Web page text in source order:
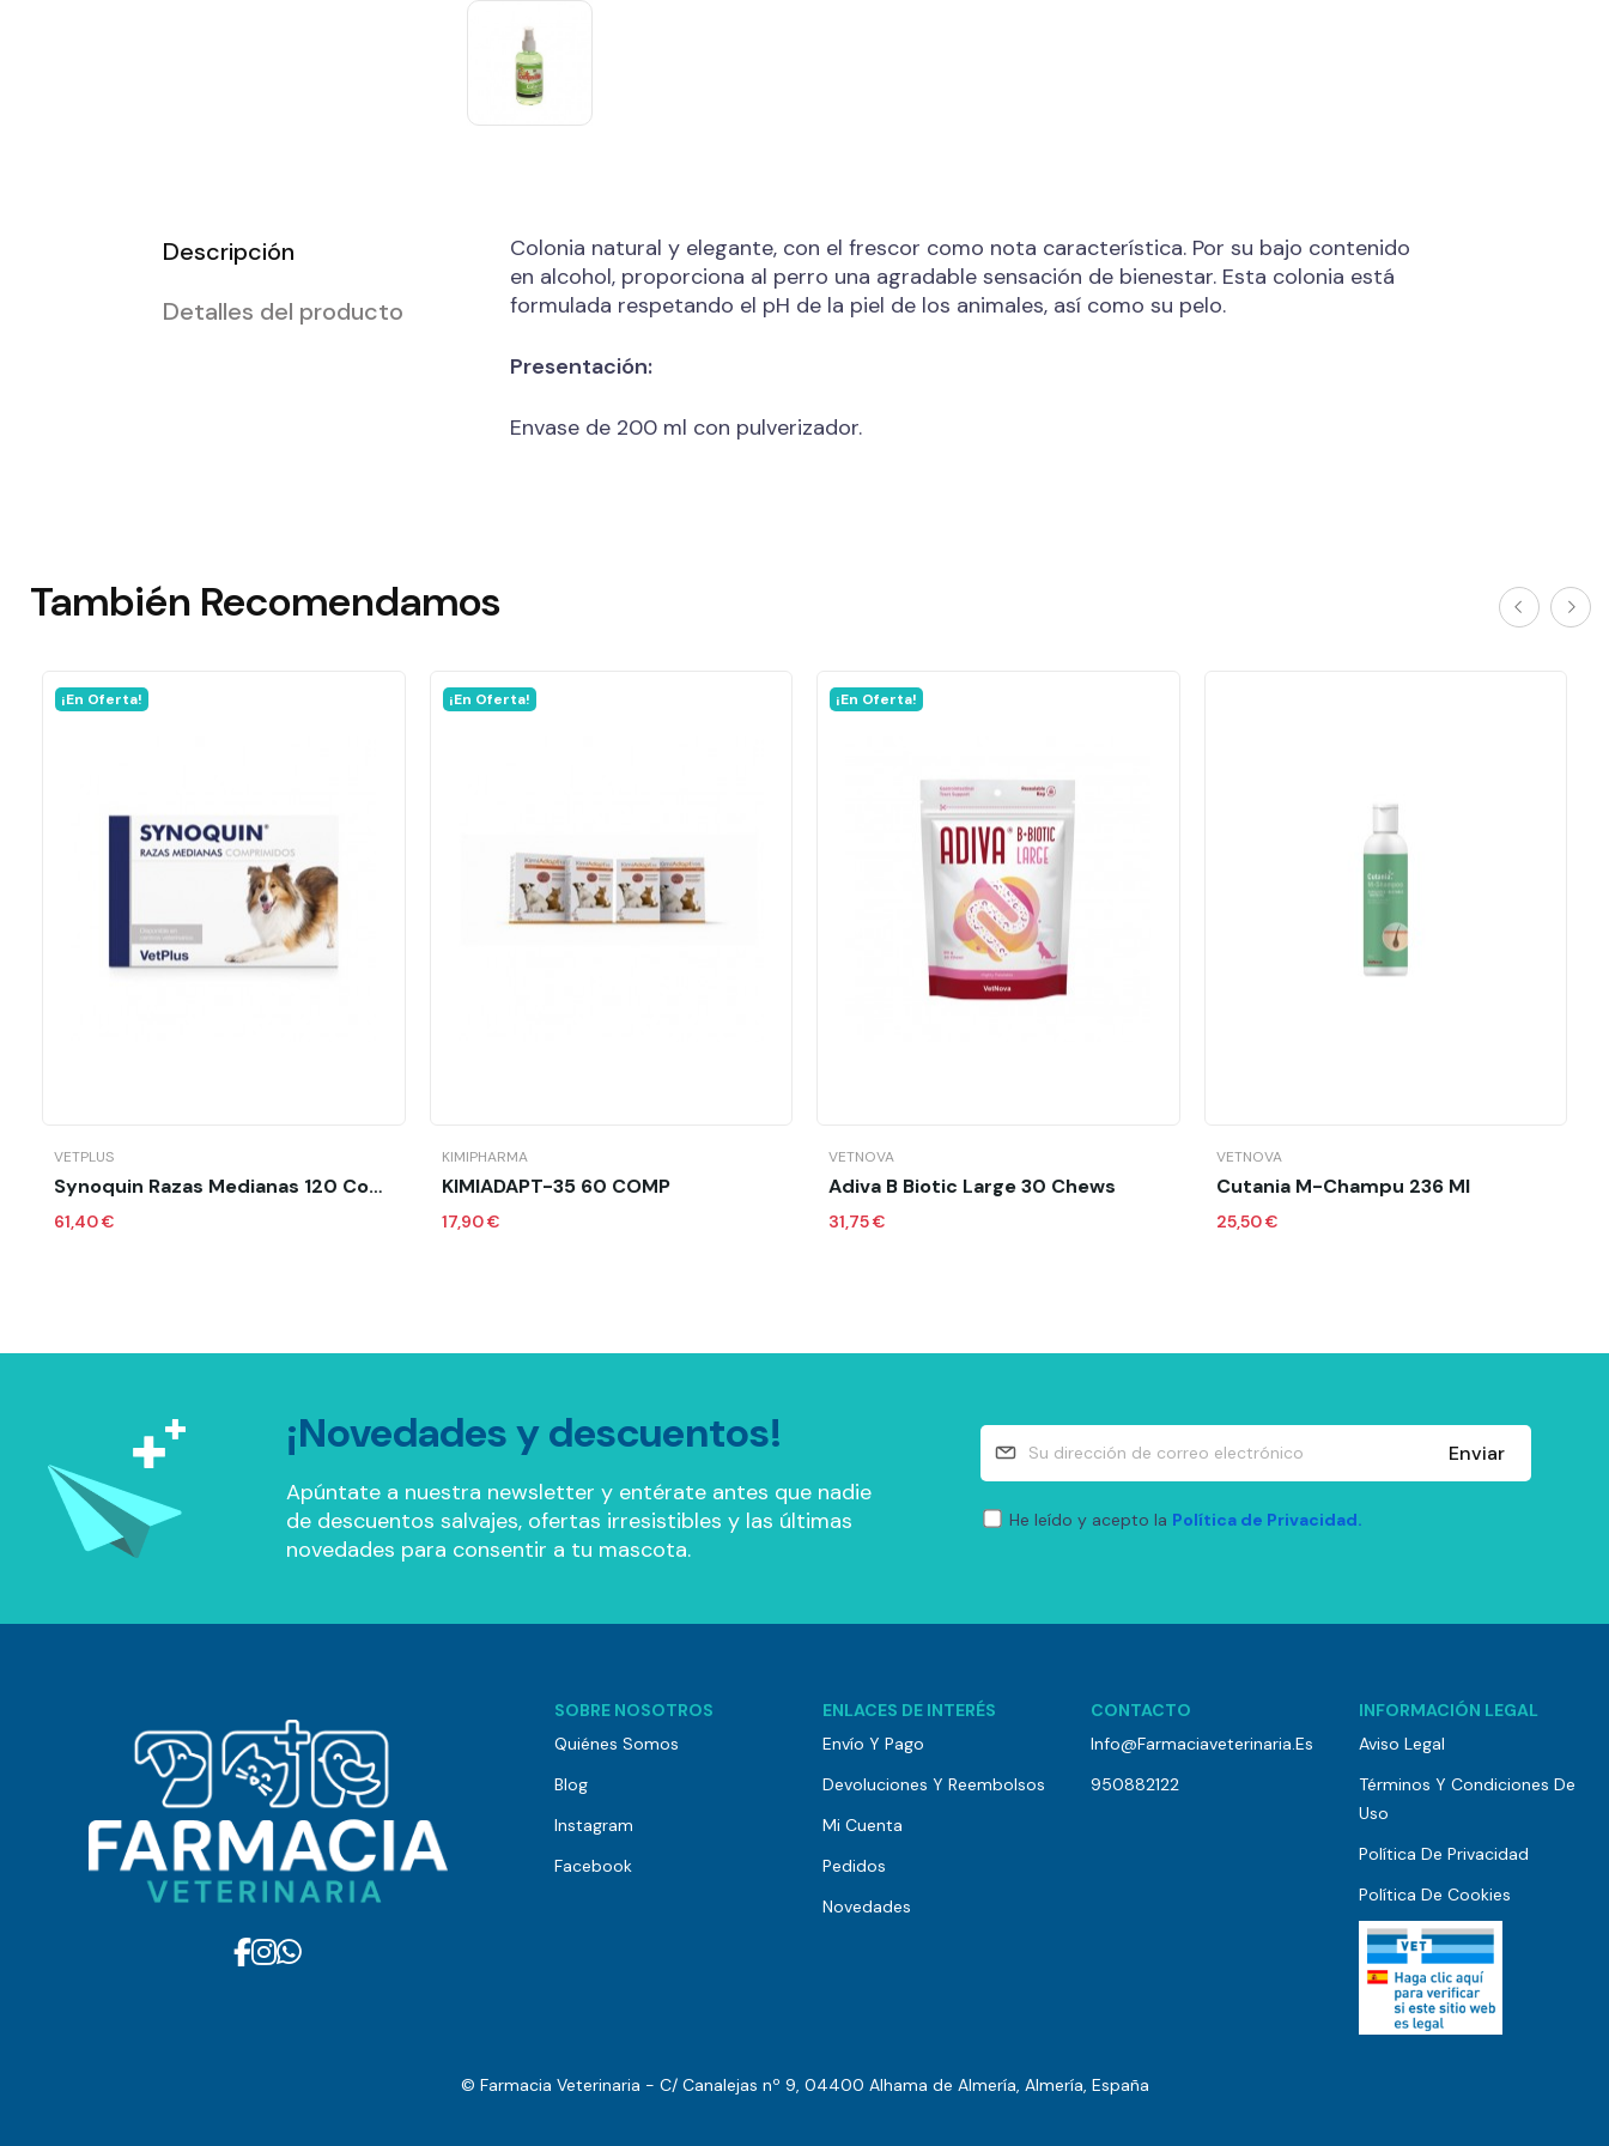
Descripción
Detalles del producto
Colonia natural y elegante, con el frescor como nota característica. Por su bajo contenido
en alcohol, proporciona al perro una agradable sensación de bienestar. Esta colonia está
formulada respetando el pH de la piel de los animales, así como su pelo.
Presentación:
Envase de 200 ml con pulverizador.
También Recomendamos
¡En Oferta!
VETPLUS
Synoquin Razas Medianas 120 Comprimidos
61,40 €
¡En Oferta!
KIMIPHARMA
KIMIADAPT-35 60 COMP
17,90 €
¡En Oferta!
VETNOVA
Adiva B Biotic Large 30 Chews
31,75 €
VETNOVA
Cutania M-Champu 236 Ml
25,50 €
¡Novedades y descuentos!
Apúntate a nuestra newsletter y entérate antes que nadie
de descuentos salvajes, ofertas irresistibles y las últimas
novedades para consentir a tu mascota.
Enviar
He leído y acepto la Política de Privacidad.
SOBRE NOSOTROS
Quiénes Somos
Blog
Instagram
Facebook
ENLACES DE INTERÉS
Envío Y Pago
Devoluciones Y Reembolsos
Mi Cuenta
Pedidos
Novedades
CONTACTO
Info@farmaciaveterinaria.es
950882122
INFORMACIÓN LEGAL
Aviso Legal
Términos Y Condiciones De
Uso
Política De Privacidad
Política De Cookies
© Farmacia Veterinaria - C/ Canalejas nº 9, 04400 Alhama de Almería, Almería, España